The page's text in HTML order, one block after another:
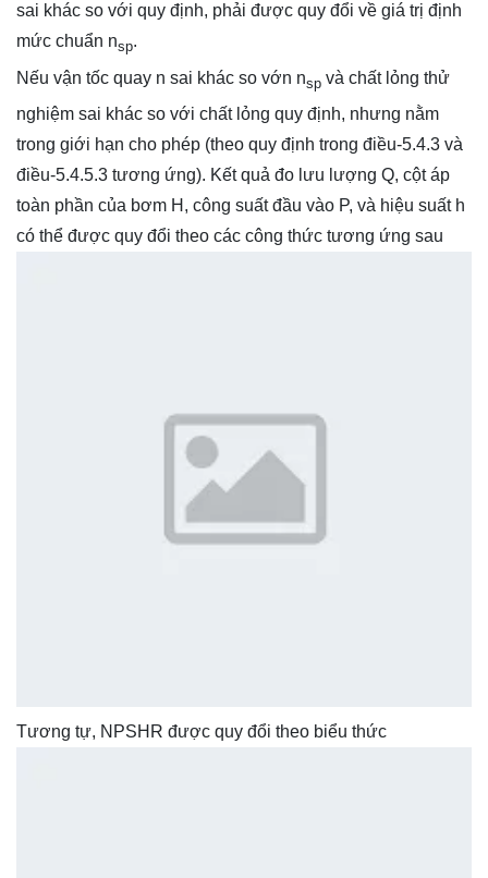
sai khác so với quy định, phải được quy đổi về giá trị định
mức chuẩn nsp.
Nếu vận tốc quay n sai khác so vớn nsp và chất lỏng thử
nghiệm sai khác so với chất lỏng quy định, nhưng nằm
trong giới hạn cho phép (theo quy định trong điều-5.4.3 và
điều-5.4.5.3 tương ứng). Kết quả đo lưu lượng Q, cột áp
toàn phần của bơm H, công suất đầu vào P, và hiệu suất h
có thể được quy đổi theo các công thức tương ứng sau
Tương tự, NPSHR được quy đổi theo biểu thức